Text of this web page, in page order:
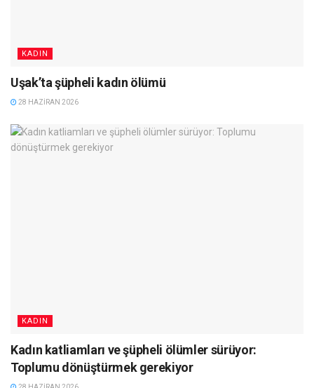
KADIN
Uşak’ta şüpheli kadın ölümü
28 HAZIRAN 2026
KADIN
Kadın katliamları ve şüpheli ölümler sürüyor:
Toplumu dönüştürmek gerekiyor